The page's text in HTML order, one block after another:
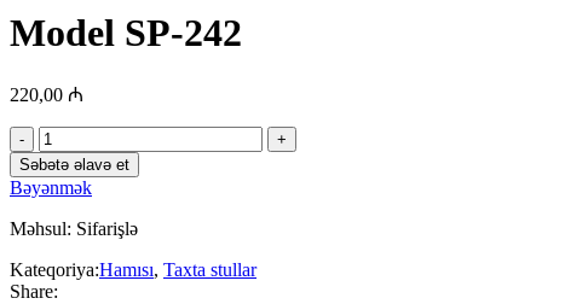
Model SP-242
220,00 ₼
Model
SP-
242
quantity
Səbətə əlavə et
Bəyənmək
Məhsul: Sifarişlə
Kateqoriya:Hamısı, Taxta stullar
Share: